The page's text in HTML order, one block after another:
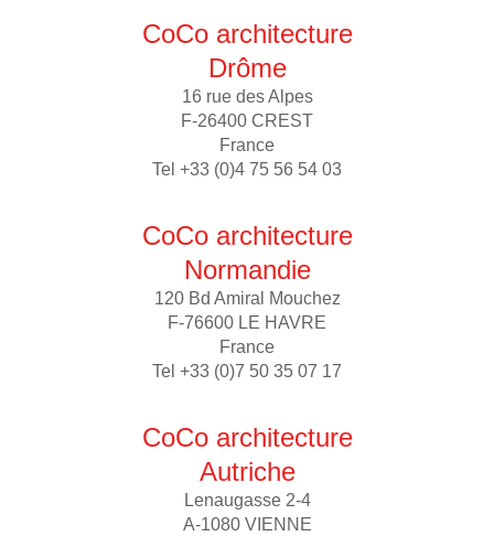
CoCo architecture
Drôme
16 rue des Alpes
F-26400 CREST
France
Tel +33 (0)4 75 56 54 03
CoCo architecture
Normandie
120 Bd Amiral Mouchez
F-76600 LE HAVRE
France
Tel +33 (0)7 50 35 07 17
CoCo architecture
Autriche
Lenaugasse 2-4
A-1080 VIENNE